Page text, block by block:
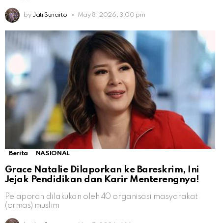
by Jati Sunarto May 8, 2026, 3:00 pm
Berita NASIONAL
Grace Natalie Dilaporkan ke Bareskrim, Ini
Jejak Pendidikan dan Karir Menterengnya!
Pelaporan dilakukan oleh 40 organisasi masyarakat
(ormas) muslim